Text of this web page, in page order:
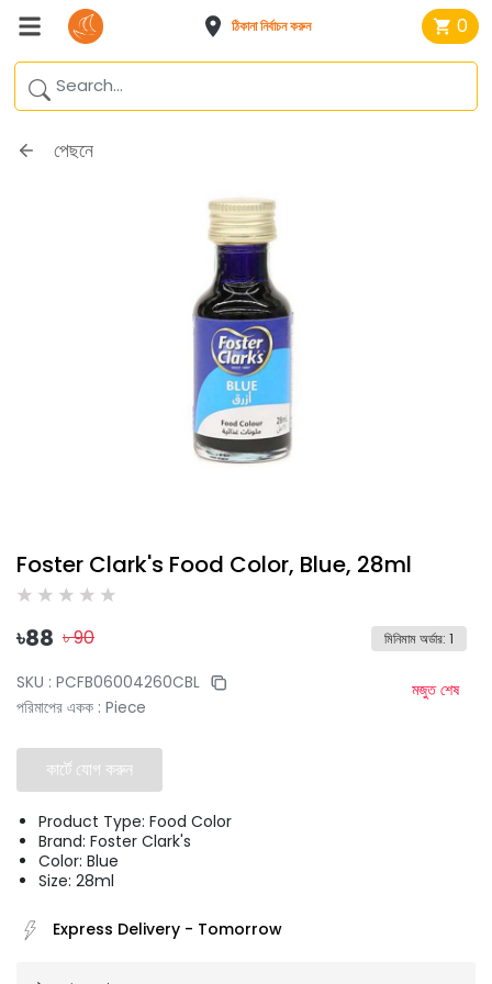
ঠিকানা নির্বাচন করুন 0
পেছনে
Foster Clark's Food Color, Blue, 28ml
৳88 ৳90 মিনিমাম অর্ডার: 1
SKU : PCFB06004260CBL
পরিমাপের একক : Piece
মজুত শেষ
কার্টে যোগ করুন
Product Type: Food Color
Brand: Foster Clark's
Color: Blue
Size: 28ml
Express Delivery - Tomorrow